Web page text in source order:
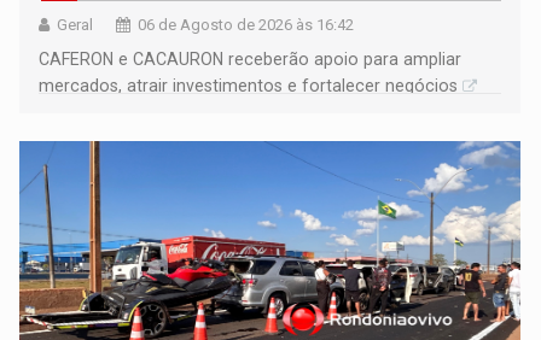
Geral 06 de Agosto de 2026 às 16:42
CAFERON e CACAURON receberão apoio para ampliar
mercados, atrair investimentos e fortalecer negócios